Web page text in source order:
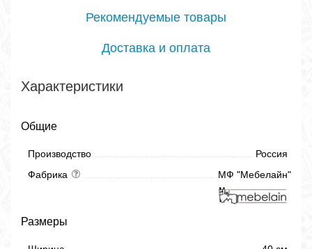
Рекомендуемые товары
Доставка и оплата
Характеристики
Общие
Производство
Россия
Фабрика
МФ "Мебелайн"
Размеры